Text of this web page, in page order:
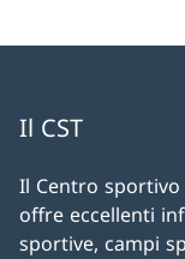
Il CST
Il Centro sportivo
offre eccellenti
sportive, campi